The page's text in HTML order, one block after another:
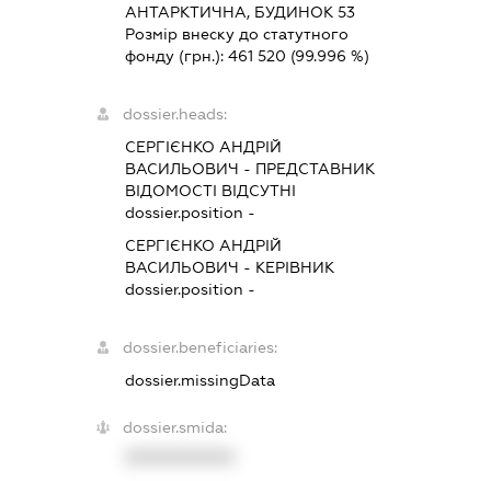
АНТАРКТИЧНА, БУДИНОК 53
Розмір внеску до статутного
фонду (грн.): 461 520 (99.996 %)
dossier.heads:
СЕРГІЄНКО АНДРІЙ
ВАСИЛЬОВИЧ - ПРЕДСТАВНИК
ВІДОМОСТІ ВІДСУТНІ
dossier.position -
СЕРГІЄНКО АНДРІЙ
ВАСИЛЬОВИЧ - КЕРІВНИК
dossier.position -
dossier.beneficiaries:
dossier.missingData
dossier.smida: